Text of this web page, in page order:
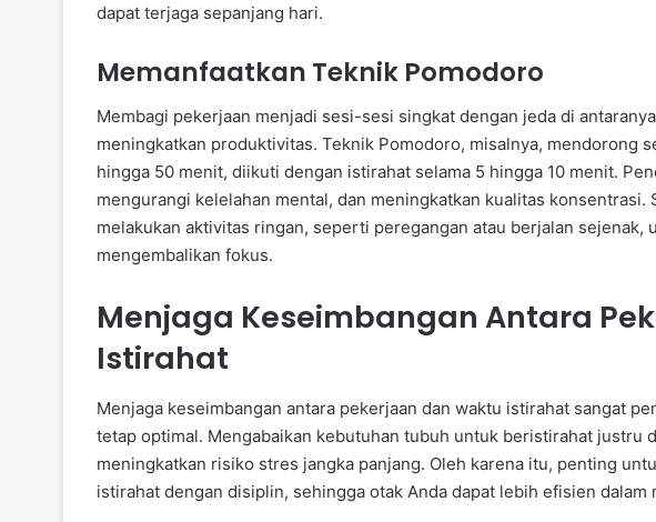
dapat terjaga sepanjang hari.
Memanfaatkan Teknik Pomodoro
Membagi pekerjaan menjadi sesi-sesi singkat dengan jeda di
meningkatkan produktivitas. Teknik Pomodoro, misalnya, mendorong
hingga 50 menit, diikuti dengan istirahat selama 5 hingga 10 menit.
mengurangi kelelahan mental, dan meningkatkan kualitas konsentrasi.
melakukan aktivitas ringan, seperti peregangan atau berjalan sejenak,
mengembalikan fokus.
Menjaga Keseimbangan Antara
Istirahat
Menjaga keseimbangan antara pekerjaan dan waktu istirahat sangat
tetap optimal. Mengabaikan kebutuhan tubuh untuk beristirahat justru
meningkatkan risiko stres jangka panjang. Oleh karena itu, penting
istirahat dengan disiplin, sehingga otak Anda dapat lebih efisien dalam